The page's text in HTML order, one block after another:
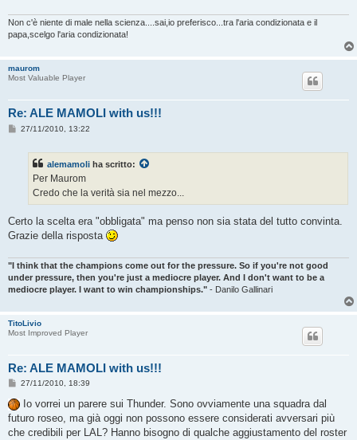
Non c'è niente di male nella scienza....sai,io preferisco...tra l'aria condizionata e il
papa,scelgo l'aria condizionata!
maurom
Most Valuable Player
Re: ALE MAMOLI with us!!!
M27/11/2010, 13:22
alemamoli ha scritto:
Per Maurom
Credo che la verità sia nel mezzo...
Certo la scelta era "obbligata" ma penso non sia stata del tutto convinta.
Grazie della risposta
"I think that the champions come out for the pressure. So if you're not good
under pressure, then you're just a mediocre player. And I don't want to be a
mediocre player. I want to win championships." - Danilo Gallinari
TitoLivio
Most Improved Player
Re: ALE MAMOLI with us!!!
M
s
s
a
g
27/11/2010, 18:39
Io vorrei un parere sui Thunder. Sono ovviamente una squadra dal
futuro roseo, ma già oggi non possono essere considerati avversari più
che credibili per LAL? Hanno bisogno di qualche aggiustamento del roster